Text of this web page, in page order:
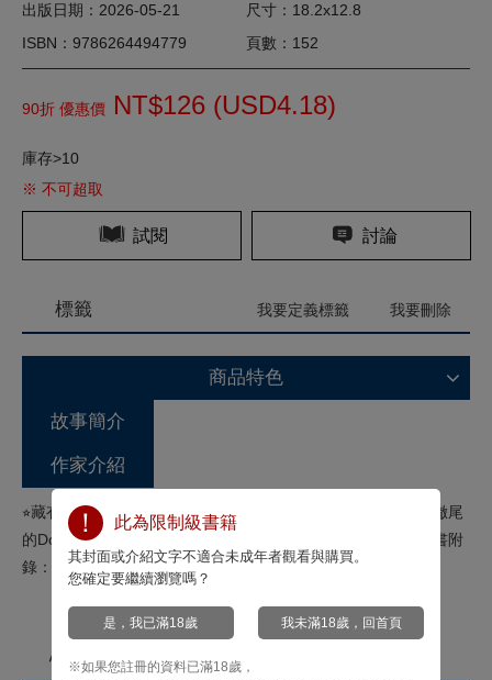
出版日期：2026-05-21
尺寸：18.2x12.8
ISBN：9786264494779
頁數：152
90折 優惠價 NT$126 (USD4.18)
庫存>10
※ 不可超取
試閱 討論
標籤 我要定義標籤 我要刪除
商品特色
故事簡介
作家介紹
⭐︎藏有秘密的班導×懷有創傷的問題學生⭐︎原以為自己是個徹頭徹尾
的Dom，卻在被命令後第一次體會到了真正的幸福⋯⋯？⭐︎隨書附
錄：雙面小卡
心情投票
此為限制級書籍
其封面或介紹文字不適合未成年者觀看與購買。
您確定要繼續瀏覽嗎？
是，我已滿18歲 我未滿18歲，回首頁
※如果您註冊的資料已滿18歲，